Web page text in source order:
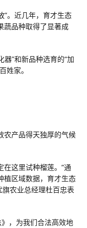
”。近几年，育才生态
蔬品种取得了显著成
”和新品种选育的“加
姓家。
农产品得天独厚的气候
这里试种榴莲。“通
植区域数据，育才生态
农业总经理杜百忠表
，为我们合法高效地